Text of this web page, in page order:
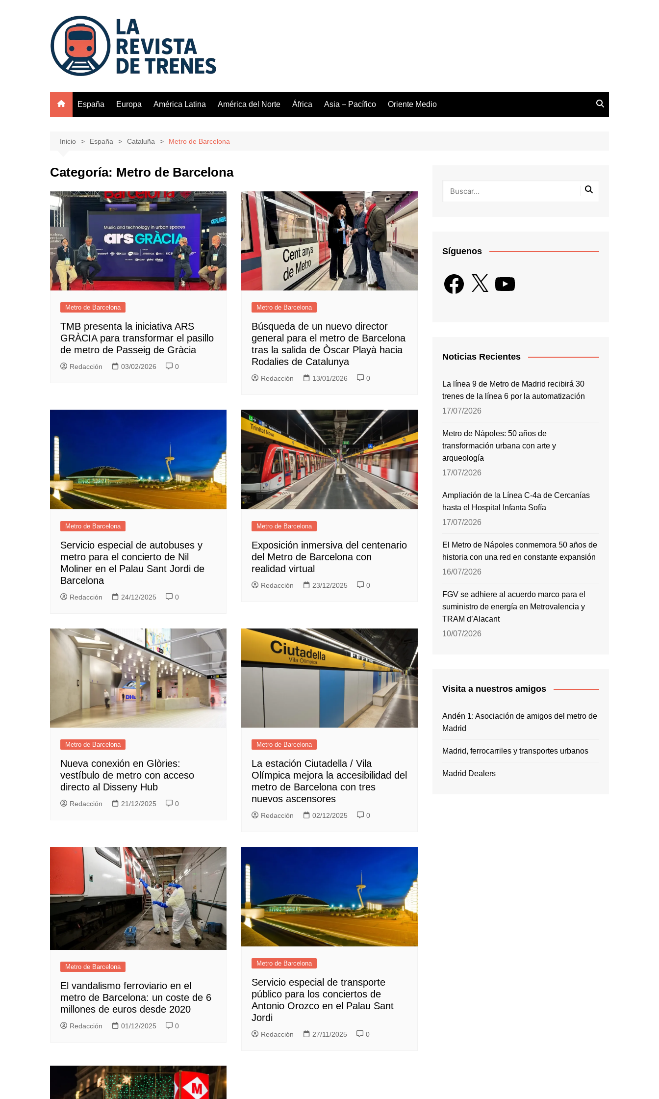
España Europa América Latina América del Norte África Asia – Pacífico Oriente Medio
Inicio España Cataluña Metro de Barcelona
Categoría: Metro de Barcelona
Metro de Barcelona
TMB presenta la iniciativa ARS
GRÀCIA para transformar el pasillo
de metro de Passeig de Gràcia
Redacción 03/02/2026 0
Metro de Barcelona
Búsqueda de un nuevo director
general para el metro de Barcelona
tras la salida de Òscar Playà hacia
Rodalies de Catalunya
Redacción 13/01/2026 0
Metro de Barcelona
Servicio especial de autobuses y
metro para el concierto de Nil
Moliner en el Palau Sant Jordi de
Barcelona
Redacción 24/12/2025 0
Metro de Barcelona
Exposición inmersiva del centenario
del Metro de Barcelona con
realidad virtual
Redacción 23/12/2025 0
Metro de Barcelona
Nueva conexión en Glòries:
vestíbulo de metro con acceso
directo al Disseny Hub
Redacción 21/12/2025 0
Metro de Barcelona
La estación Ciutadella / Vila
Olímpica mejora la accesibilidad del
metro de Barcelona con tres
nuevos ascensores
Redacción 02/12/2025 0
Metro de Barcelona
El vandalismo ferroviario en el
metro de Barcelona: un coste de 6
millones de euros desde 2020
Redacción 01/12/2025 0
Metro de Barcelona
Servicio especial de transporte
público para los conciertos de
Antonio Orozco en el Palau Sant
Jordi
Redacción 27/11/2025 0
Síguenos
Facebook
X YouTube
Noticias Recientes
La línea 9 de Metro de Madrid recibirá 30
trenes de la línea 6 por la automatización
17/07/2026
Metro de Nápoles: 50 años de
transformación urbana con arte y
arqueología
17/07/2026
Ampliación de la Línea C-4a de Cercanías
hasta el Hospital Infanta Sofía
17/07/2026
El Metro de Nápoles conmemora 50 años de
historia con una red en constante expansión
16/07/2026
FGV se adhiere al acuerdo marco para el
suministro de energía en Metrovalencia y
TRAM d’Alacant
10/07/2026
Visita a nuestros amigos
Andén 1: Asociación de amigos del metro de
Madrid
Madrid, ferrocarriles y transportes urbanos
Madrid Dealers